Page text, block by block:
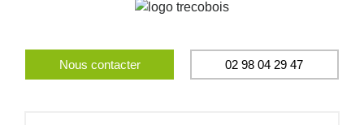
Nous contacter 02 98 04 29 47